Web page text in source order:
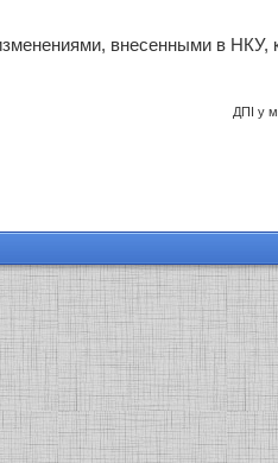
внесенными в НКУ,
ДПІ у